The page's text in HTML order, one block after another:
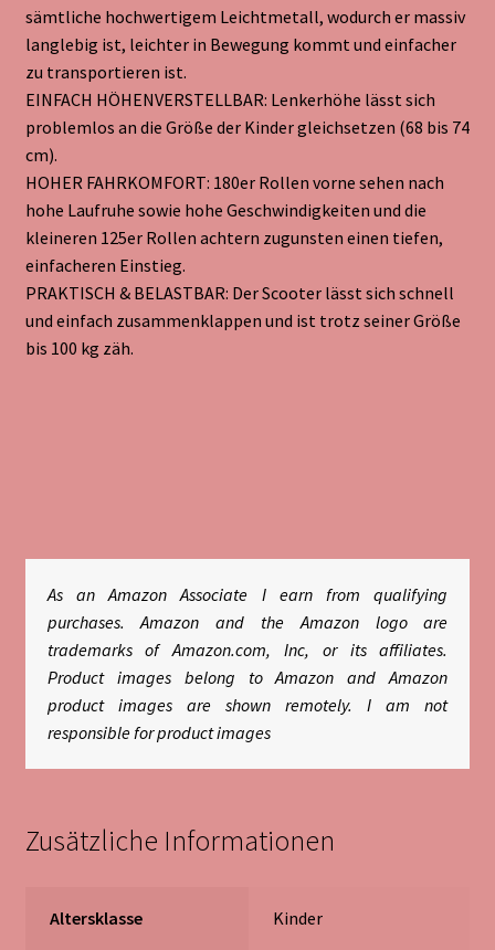
sämtliche hochwertigem Leichtmetall, wodurch er massiv
langlebig ist, leichter in Bewegung kommt und einfacher
zu transportieren ist.
EINFACH HÖHENVERSTELLBAR: Lenkerhöhe lässt sich
problemlos an die Größe der Kinder gleichsetzen (68 bis 74
cm).
HOHER FAHRKOMFORT: 180er Rollen vorne sehen nach
hohe Laufruhe sowie hohe Geschwindigkeiten und die
kleineren 125er Rollen achtern zugunsten einen tiefen,
einfacheren Einstieg.
PRAKTISCH & BELASTBAR: Der Scooter lässt sich schnell
und einfach zusammenklappen und ist trotz seiner Größe
bis 100 kg zäh.
As an Amazon Associate I earn from qualifying
purchases. Amazon and the Amazon logo are
trademarks of Amazon.com, Inc, or its affiliates.
Product images belong to Amazon and Amazon
product images are shown remotely. I am not
responsible for product images
Zusätzliche Informationen
Altersklasse ‎Kinder